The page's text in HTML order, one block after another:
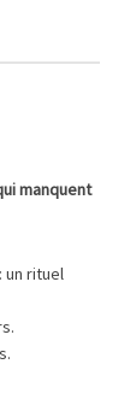
manquent
un rituel